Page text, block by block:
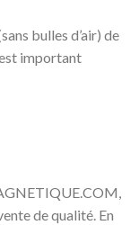
bulles d’air) de
important
de qualité. En